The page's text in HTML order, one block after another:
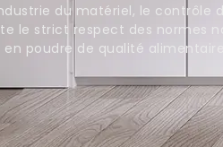
du matériel, le contrôle
strict respect des normes
poudre de qualité